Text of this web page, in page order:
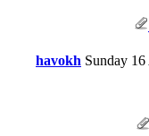
havokh Sunday